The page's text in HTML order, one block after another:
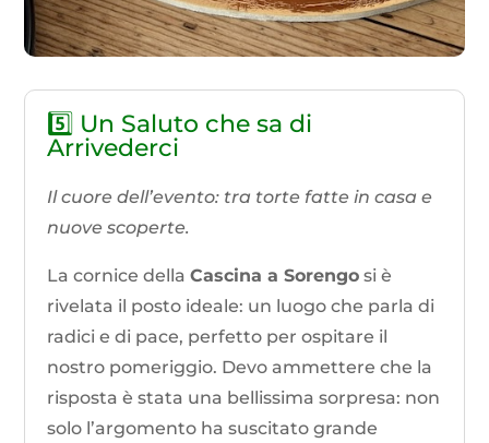
5️⃣ Un Saluto che sa di
Arrivederci
Il cuore dell’evento: tra torte fatte in casa e
nuove scoperte.
La cornice dellaCascina a Sorengo si è
rivelata il posto ideale: un luogo che parla di
radici e di pace, perfetto per ospitare il
nostro pomeriggio. Devo ammettere che la
risposta è stata una bellissima sorpresa: non
solo l’argomento ha suscitato grande